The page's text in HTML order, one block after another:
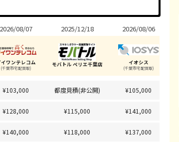
2026/08/07
ワンテレコム
(千葉市宅配買取)
¥103,000
¥128,000
¥140,000
2025/12/18
モバトル ペリエ千葉店
都度見積(非公開)
¥115,000
¥118,000
2026/08/06
イオシス
(千葉市宅配買取)
¥105,000
¥141,000
¥137,000